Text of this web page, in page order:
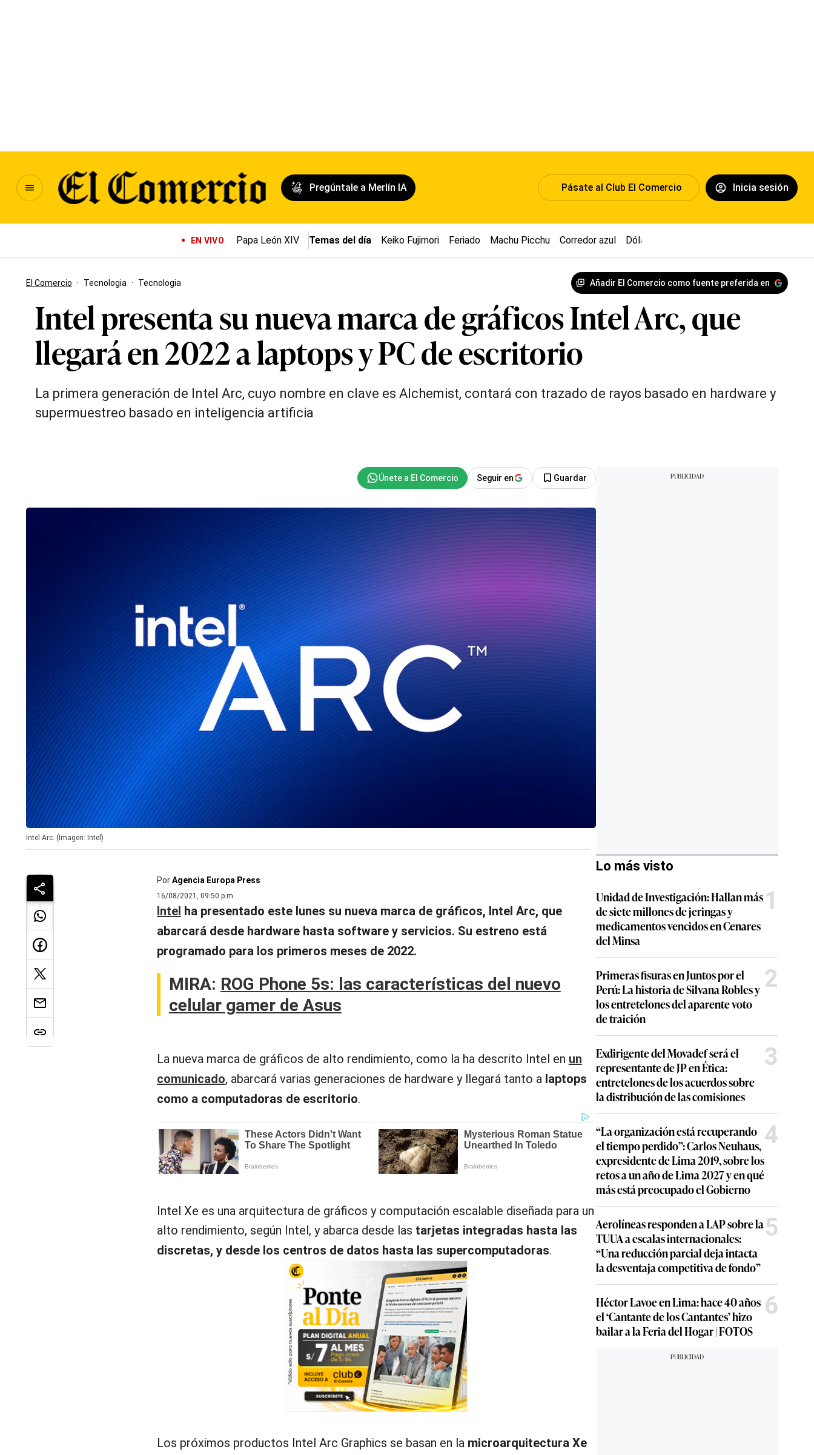
Pregúntale a Merlín IA Pásate al Club El Comercio Inicia sesión
EN VIVO Papa León XIV Temas del día Keiko Fujimori Feriado Machu Picchu Corredor azul Dólar
El Comercio · Tecnologia · Tecnologia Añadir El Comercio como fuente preferida en
Intel presenta su nueva marca de gráficos Intel Arc, que
llegará en 2022 a laptops y PC de escritorio
La primera generación de Intel Arc, cuyo nombre en clave es Alchemist, contará con trazado de rayos basado en hardware y
supermuestreo basado en inteligencia artificia
Seguir en Guardar
Intel Arc. (Imagen: Intel)
PorAgencia Europa Press
16/08/2021, 09:50 p.m.
Intel ha presentado este lunes su nueva marca de gráficos, Intel Arc, que
abarcará desde hardware hasta software y servicios. Su estreno está
programado para los primeros meses de 2022.
MIRA: ROG Phone 5s: las características del nuevo
celular gamer de Asus
La nueva marca de gráficos de alto rendimiento, como la ha descrito Intel en un
comunicado, abarcará varias generaciones de hardware y llegará tanto a laptops
como a computadoras de escritorio.
Intel Xe es una arquitectura de gráficos y computación escalable diseñada para un
alto rendimiento, según Intel, y abarca desde las tarjetas integradas hasta las
discretas, y desde los centros de datos hasta las supercomputadoras.
Los próximos productos Intel Arc Graphics se basan en la microarquitectura Xe
Lo más visto
Unidad de Investigación: Hallan más
de siete millones de jeringas y
medicamentos vencidos en Cenares
del Minsa
1
Primeras fisuras en Juntos por el
Perú: La historia de Silvana Robles y
los entretelones del aparente voto
de traición
2
Exdirigente del Movadef será el
representante de JP en Ética:
entretelones de los acuerdos sobre
la distribución de las comisiones
3
“La organización está recuperando
el tiempo perdido”: Carlos Neuhaus,
expresidente de Lima 2019, sobre los
retos a un año de Lima 2027 y en qué
más está preocupado el Gobierno
4
Aerolíneas responden a LAP sobre la
TUUA a escalas internacionales:
“Una reducción parcial deja intacta
la desventaja competitiva de fondo”
5
Héctor Lavoe en Lima: hace 40 años
el ‘Cantante de los Cantantes’ hizo
bailar a la Feria del Hogar | FOTOS
6